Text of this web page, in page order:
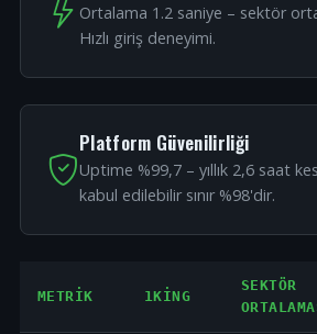
Ortalama 1.2 saniye – sektör
Hızlı giriş deneyimi.
Platform Güvenilirliği
Uptime %99,7 – yıllık 2,6 saat
kabul edilebilir sınır %98'dir.
METRIK 1KING
SEKTÖR